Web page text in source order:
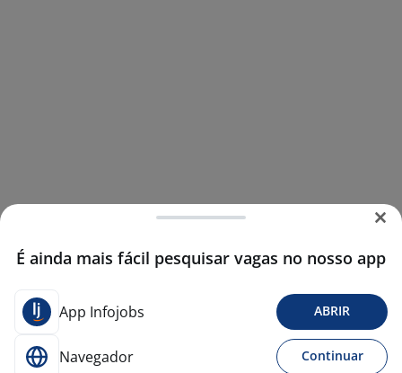
É ainda mais fácil pesquisar vagas no nosso app
App Infojobs ABRIR
Navegador Continuar